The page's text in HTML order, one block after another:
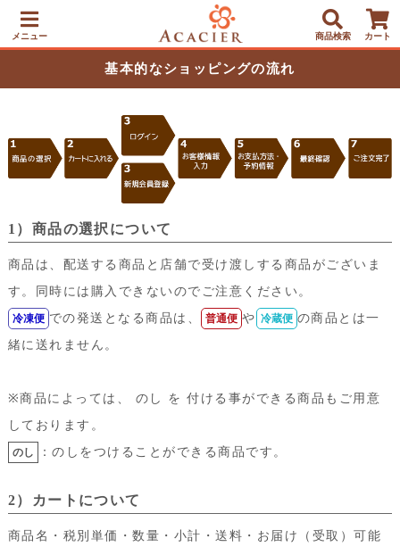
メニュー 商品検索 カート
基本的なショッピングの流れ
1）商品の選択について
商品は、配送する商品と店舗で受け渡しする商品がございま
す。同時には購入できないのでご注意ください。
冷凍便 での発送となる商品は、 普通便 や 冷蔵便 の商品とは一
緒に送れません。
※商品によっては、 のし を 付ける事ができる商品もご用意
しております。
のし ：のしをつけることができる商品です。
2）カートについて
商品名・税別単価・数量・小計・送料・お届け（受取）可能